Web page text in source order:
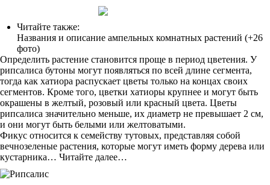
Читайте также:
Названия и описание ампельных комнатных растений (+26
фото)
Определить растение становится проще в период цветения. У
рипсалиса бутоны могут появляться по всей длине сегмента,
тогда как хатиора распускает цветы только на концах своих
сегментов. Кроме того, цветки хатиоры крупнее и могут быть
окрашены в желтый, розовый или красный цвета. Цветы
рипсалиса значительно меньше, их диаметр не превышает 2 см,
и они могут быть белыми или желтоватыми.
Фикус относится к семейству тутовых, представляя собой
вечнозеленые растения, которые могут иметь форму дерева или
кустарника… Читайте далее…